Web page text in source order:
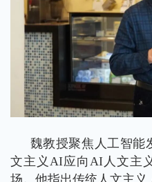
魏教授聚焦人工智能
文主义AI应向AI人文主